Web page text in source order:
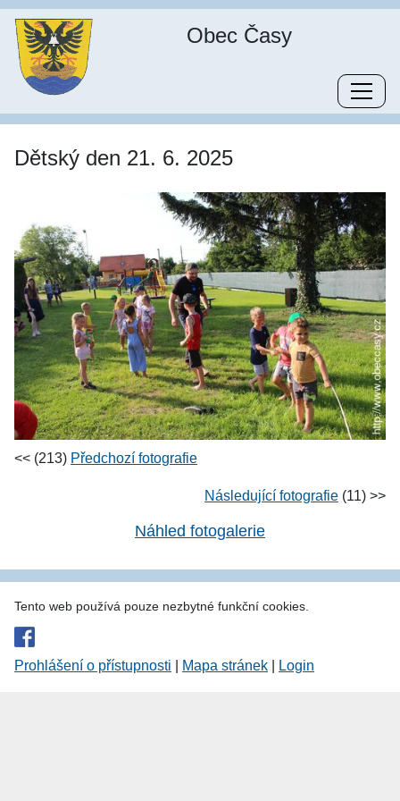
Obec Časy
Dětský den 21. 6. 2025
<< (213) Předchozí fotografie
Následující fotografie (11) >>
Náhled fotogalerie
Tento web používá pouze nezbytné funkční cookies.
Prohlášení o přístupnosti Mapa stránek Login